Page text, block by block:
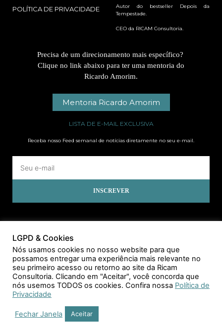
POLÍTICA DE PRIVACIDADE
Autor do bestseller Depois da
Tempestade.
CEO da RICAM Consultoria.
Precisa de um direcionamento mais específico?
Clique no link abaixo para ter uma mentoria do
Ricardo Amorim.
Mentoria Ricardo Amorim
LISTA DE E-MAIL EXCLUSIVA
Receba nosso Feed semanal de notícias diretamente no seu e-mail.
INSCREVER
LGPD & Cookies
Nós usamos cookies no nosso website para que
possamos entregar uma experiência mais relevante no
seu primeiro acesso ou retorno ao site da Ricam
Consultoria. Clicando em "Aceitar", você concorda que
nós usemos TODOS os cookies. Confira nossa Política de
Privacidade
Fechar Janela Aceitar